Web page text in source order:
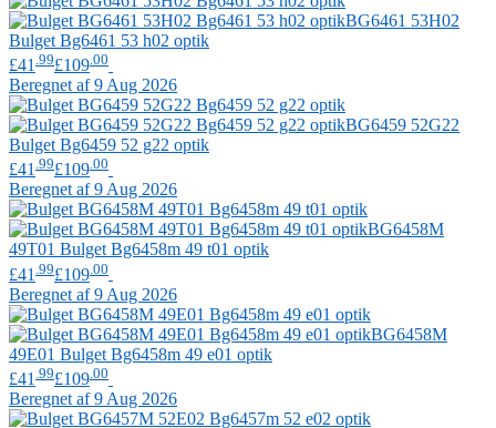
BG6461 53H02
Bulget Bg6461 53 h02 optik
£41 .99£109 .00
Beregnet af 9 Aug 2026
BG6459 52G22
Bulget Bg6459 52 g22 optik
£41.99£109.00
Beregnet af 9 Aug 2026
BG6458M
49T01 BulgetBg6458m 49 t01 optik
£41 .99£109 .00
Beregnet af 9 Aug 2026
BG6458M
49E01 Bulget Bg6458m 49 e01 optik
£41 .99£109 .00
Beregnet af 9 Aug 2026